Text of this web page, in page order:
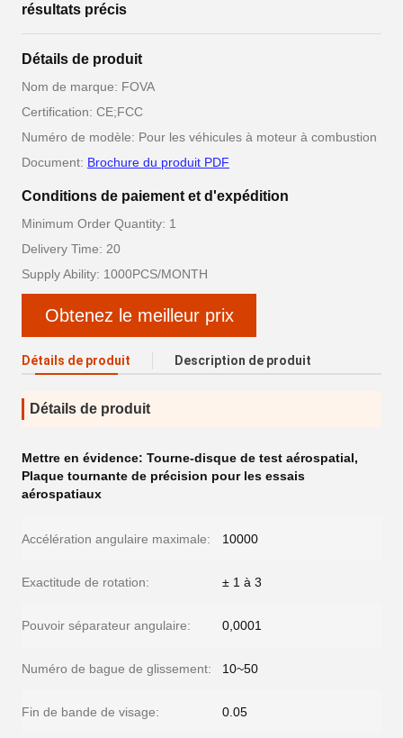
résultats précis
Détails de produit
Nom de marque: FOVA
Certification: CE;FCC
Numéro de modèle: Pour les véhicules à moteur à combustion
Document: Brochure du produit PDF
Conditions de paiement et d'expédition
Minimum Order Quantity: 1
Delivery Time: 20
Supply Ability: 1000PCS/MONTH
Obtenez le meilleur prix
Détails de produit Description de produit
Détails de produit
Mettre en évidence: Tourne-disque de test aérospatial,
Plaque tournante de précision pour les essais
aérospatiaux
Accélération angulaire maximale: 10000
Exactitude de rotation: ± 1 à 3
Pouvoir séparateur angulaire: 0,0001
Numéro de bague de glissement: 10~50
Fin de bande de visage: 0.05